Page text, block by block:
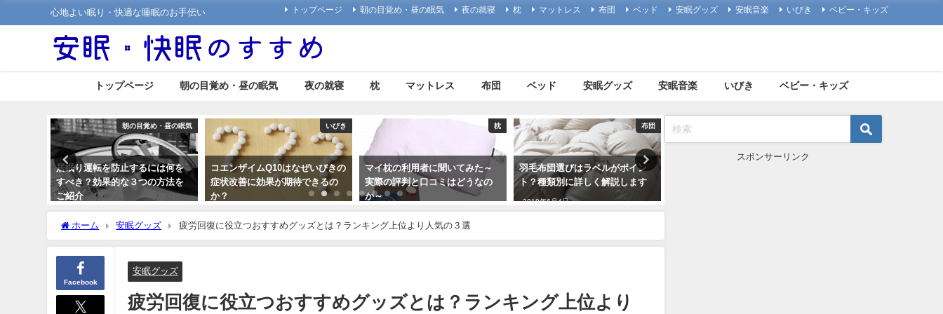
心地よい眠り・快適な睡眠のお手伝い トップページ 朝の目覚め・昼の眠気 夜の就寝 枕 マットレス 布団 ベッド 安眠グッズ 安眠音楽 いびき ベビー・キッズ
トップページ 朝の目覚め・昼の眠気 夜の就寝 枕 マットレス 布団 ベッド 安眠グッズ 安眠音楽 いびき ベビー・キッズ
目覚め・昼の眠気
るには何を
つの方法を
コエンザイムQ10はなぜいびきの
症状改善に効果が期待できるの
か？
マイ枕の利用者に聞いてみた～
実際の評判と口コミはどうなの
布団
羽毛布団選びはラベルがポイン
ト？種類別に詳しく解説します
2018年6月4日
安眠グッズ
アロマが持つ高いリラックス効
果を活用した睡眠グッズをご紹
介します
ホーム 安眠グッズ 疲労回復に役立つおすすめグッズとは？ランキング上位より人気の３選
Facebook
安眠グッズ
疲労回復に役立つおすすめグッズとは？ランキング上位より
スポンサーリンク